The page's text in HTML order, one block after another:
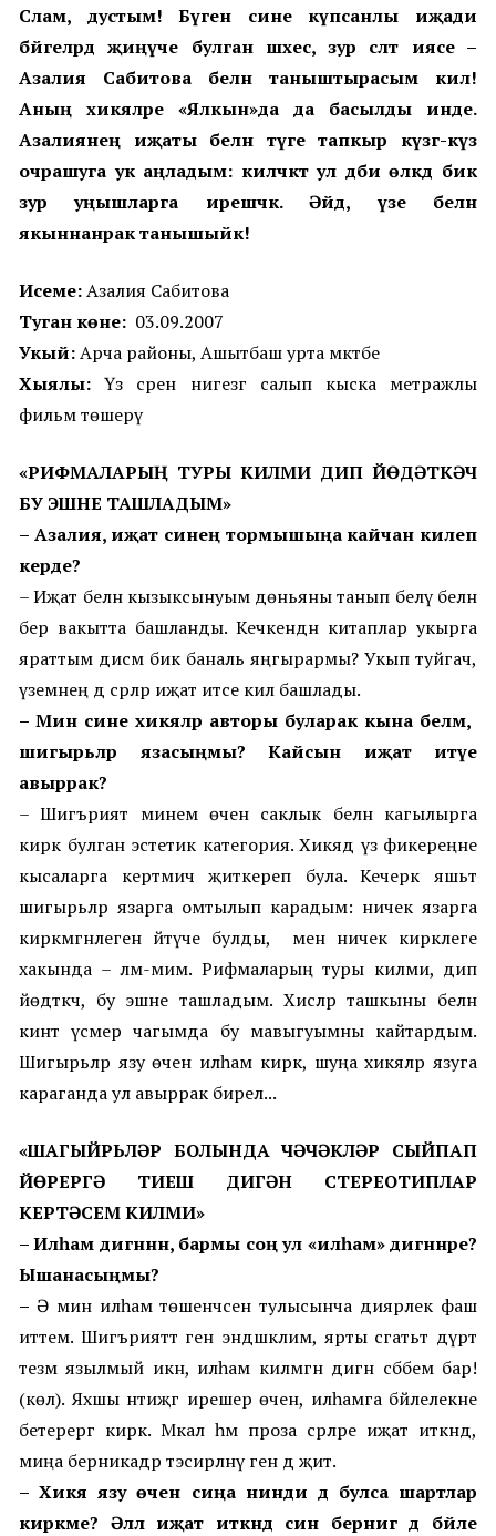
Сәлам, дустым! Бүген сине күпсанлы иҗади
бәйгеләрдә җиңүче булган шәхес, зур сәләт иясе –
Азалия Сабитова белән таныштырасым килә!
Аның хикәяләре «Ялкын»да да басылды инде.
Азалиянең иҗаты белән тәүге тапкыр күзгә-күз
очрашуга ук аңладым: киләчәктә ул әдәби өлкәдә бик
зур уңышларга ирешәчәк.Әйдә, үзе белән
якыннанрак танышыйк!
Исеме:Азалия Сабитова
Туган көне: 03.09.2007
Укый:Арча районы, Ашытбаш урта мәктәбе
Хыялы: Үз әсәрен нигезгә салып кыска метражлы
фильмтөшерү
«РИФМАЛАРЫҢ ТУРЫ КИЛМИ ДИП ЙӨДӘТКӘЧ
БУ ЭШНЕ ТАШЛАДЫМ»
– Азалия, иҗат синең тормышыңа кайчан килеп
керде?
–Иҗат белән кызыксынуым дөньяны танып белү белән
бер вакытта башланды. Кечкенәдән китаплар укырга
яраттым дисәм бик баналь яңгырармы? Укып туйгач,
үземнең дә әсәрләр иҗат итәсе килә башлады.
– Мин сине хикәяләр авторы буларак кына беләм, ә
шигырьләр язасыңмы? Кайсын иҗат итүе
авыррак?
– Шигърият минем өчен саклык белән кагылырга
кирәк булган эстетик категория. Хикәядә үз фикереңне
кысаларга кертмичә җиткереп була. Кечерәк яшьтә
шигырьләр язарга омтылып карадым: ничек язарга
кирәкмәгәнлеген әйтүче булды, ә менә ничек кирәклеге
хакында – ләм-мим. Рифмаларың туры килми, дип
йөдәткәч, бу эшне ташладым. Хисләр ташкыны белән
кинәт үсмер чагымда бу мавыгуымны кайтардым.
Шигырьләр язу өчен илһам кирәк, шуңа хикәяләр язуга
караганда ул авыррак бирелә...
«ШАГЫЙРЬЛӘР БОЛЫНДА ЧӘЧӘКЛӘР СЫЙПАП
ЙӨРЕРГӘ ТИЕШ ДИГӘН СТЕРЕОТИПЛАР
КЕРТӘСЕМ КИЛМИ»
– Илһам дигәннән, бармы соң ул «илһам» дигәннәре?
Ышанасыңмы?
– Ә мин илһам төшенчәсен тулысынча диярлек фаш
иттем. Шигърияттә генә эндәшкәлим, ярты сәгатьтә дүрт
тезмә язылмый икән, илһам килмәгән дигән сәбәбем бар!
(көлә). Яхшы нәтиҗәгә ирешер өчен, илһамга бәйлелекне
бетерергә кирәк. Мәкалә һәм проза әсәрләре иҗат иткәндә,
миңа берникадәр тәэсирләнү генә дә җитә.
– Хикәя язу өчен сиңа нинди дә булса шартлар
кирәкме? Әллә иҗат иткәндә син бернигә дә бәйле